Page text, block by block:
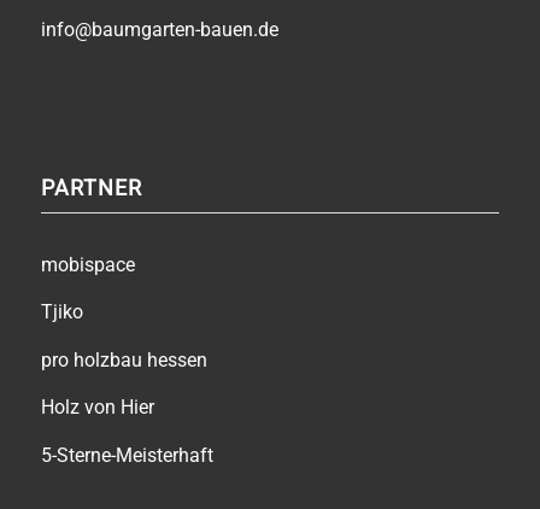
info@baumgarten-bauen.de
PARTNER
mobispace
Tjiko
pro holzbau hessen
Holz von Hier
5-Sterne-Meisterhaft